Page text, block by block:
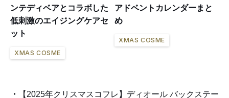
ンテディベアとコラボした
低刺激のエイジングケアセ
ット
XMAS COSME
アドベントカレンダーまと
め
XMAS COSME
【2025年クリスマスコフレ】ディオール バックステー